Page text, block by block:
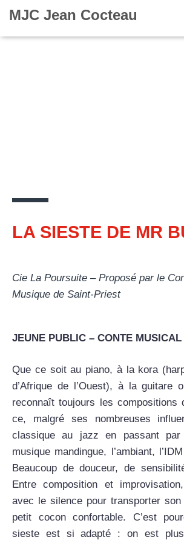
MJC Jean Cocteau
LA SIESTE DE MR
Cie La Poursuite – Proposé par le
Musique de Saint-Priest
JEUNE PUBLIC – CONTE MUSICAL
Que ce soit au piano, à la kora
d’Afrique de l’Ouest), à la guitare
reconnaît toujours les compositions
ce, malgré ses nombreuses
classique au jazz en passant
musique mandingue, l’ambiant,
Beaucoup de douceur, de
Entre composition et
avec le silence pour transporter
petit cocon confortable. C’est
sieste est si adapté : on est